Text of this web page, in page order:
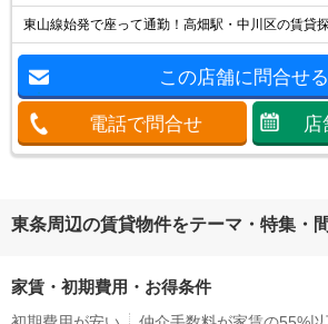
東山線始発で座って通勤！高畑駅・中川区の賃貸
この店舗に問合せる
電話で問合せ 店
東条周辺の賃貸物件をテーマ・特集・
家賃・初期費用・お得条件